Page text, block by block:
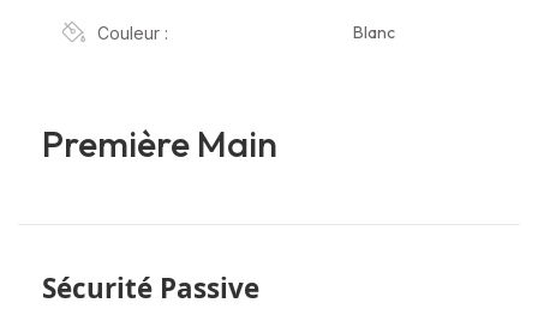
Couleur : Blanc
Première Main
Sécurité Passive